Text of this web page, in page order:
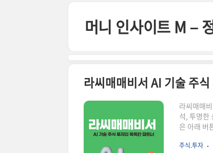
머니 인사이트 M –
라씨매매비서 AI 기술 주
라씨매매
석, 투명한
은 아래 버
매비서가
주식.투자